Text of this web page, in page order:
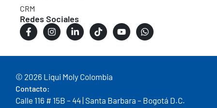
CRM
Redes Sociales
© 2026 Liqui Moly Colombia
Contacto:
Calle 116 # 15B – 44 | Santa Barbara – Bogotá D.C.